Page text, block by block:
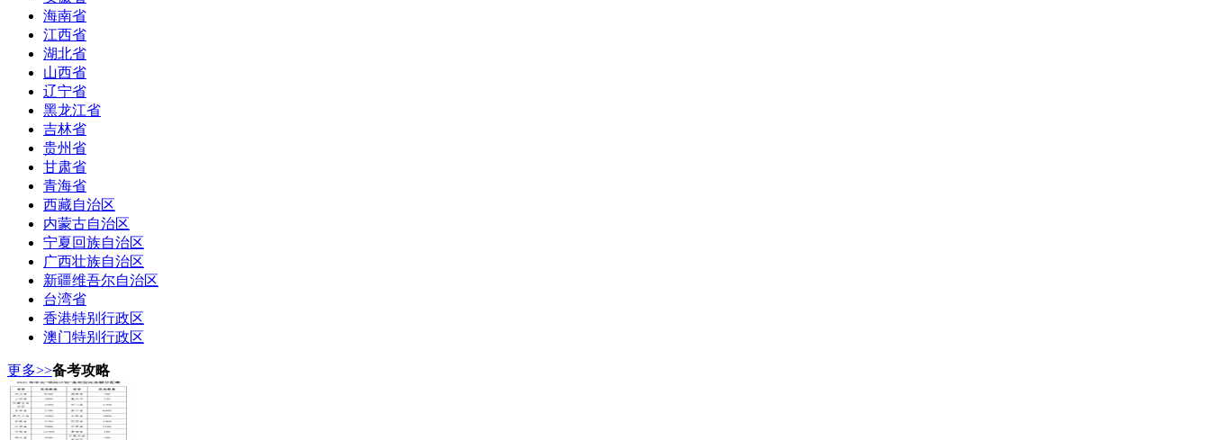
海南省
江西省
湖北省
山西省
辽宁省
黑龙江省
吉林省
贵州省
甘肃省
青海省
西藏自治区
内蒙古自治区
宁夏回族自治区
广西壮族自治区
新疆维吾尔自治区
台湾省
香港特别行政区
澳门特别行政区
更多>>备考攻略